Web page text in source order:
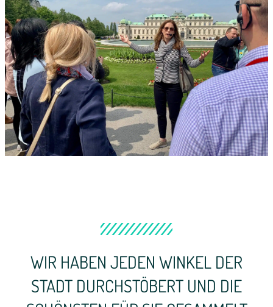
WIR HABEN JEDEN WINKEL DER
STADT DURCHSTÖBERT UND DIE